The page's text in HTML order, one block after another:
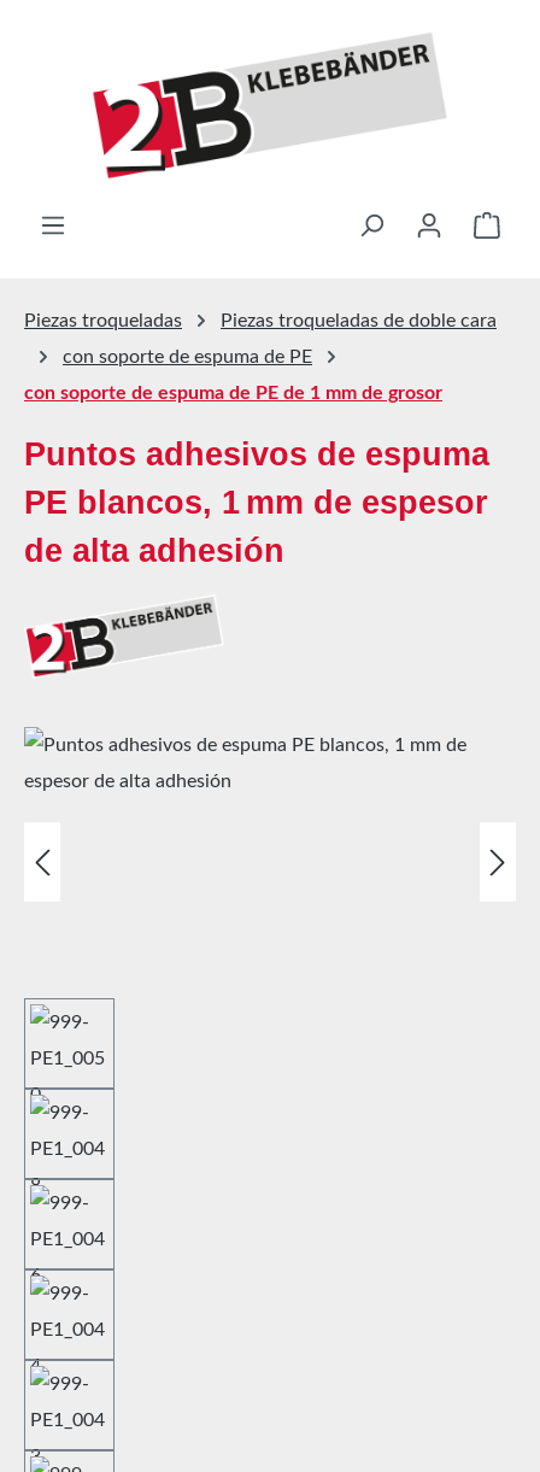
El
Piezas troqueladas
Piezas troqueladas de doble cara
con soporte de espuma de PE
con soporte de espuma de PE de 1 mm de grosor
Puntos adhesivos de espuma
PE blancos, 1 mm de espesor
de alta adhesión
Omitir galería de imágenes